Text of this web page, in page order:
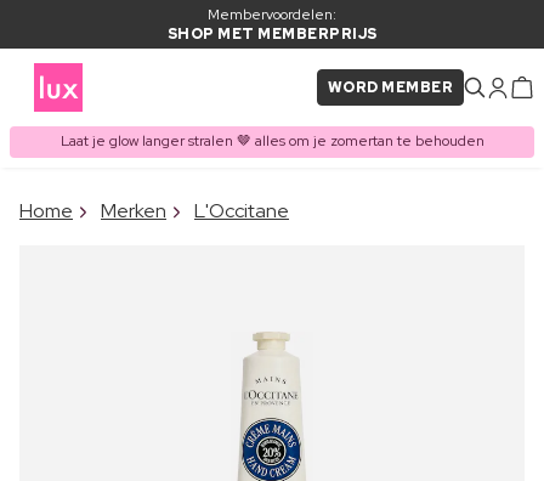
Membervoordelen:
SHOP MET MEMBERPRIJS
WORD MEMBER
Laat je glow langer stralen 🤎 alles om je zomertan te behouden
ITEM TOEGEVOEGD AAN
Home Merken L'Occitane